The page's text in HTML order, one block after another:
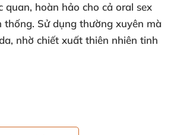
quan, hoàn hảo cho cả oral sex
thống. Sử dụng thường xuyên mà
nhờ chiết xuất thiên nhiên tinh
Thuật Nổi Bật Của Gel